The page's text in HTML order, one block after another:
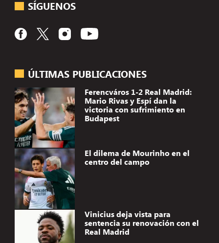
ÚLTIMAS PUBLICACIONES
Ferencváros 1-2 Real Madrid:
Mario Rivas y Espí dan la
victoria con sufrimiento en
Budapest
El dilema de Mourinho en el
centro del campo
Vinicius deja vista para
sentencia su renovación con el
Real Madrid
SÍGUENOS